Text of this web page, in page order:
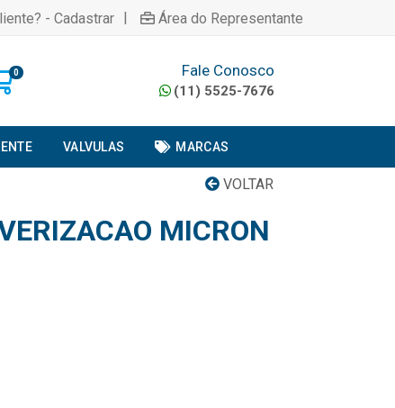
- Cadastrar | Área do Representante
0 Fale Conosco
(11) 5525-7676
VALVULAS MARCAS
VOLTAR
MICRON